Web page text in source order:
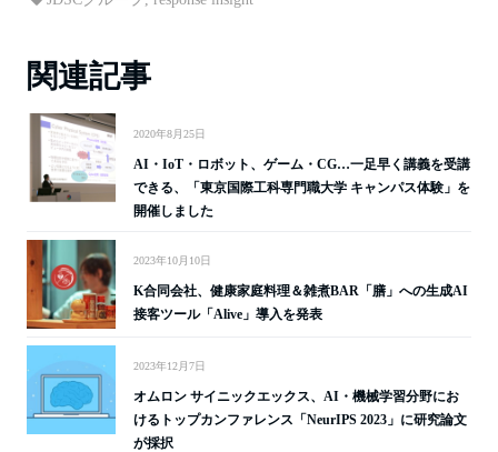
関連記事
2020年8月25日
AI・IoT・ロボット、ゲーム・CG…一足早く講義を受講
できる、「東京国際工科専門職大学 キャンパス体験」を
開催しました
2023年10月10日
K合同会社、健康家庭料理＆雑煮BAR「膳」への生成AI
接客ツール「Alive」導入を発表
2023年12月7日
オムロン サイニックエックス、AI・機械学習分野にお
けるトップカンファレンス「NeurIPS 2023」に研究論文
が採択